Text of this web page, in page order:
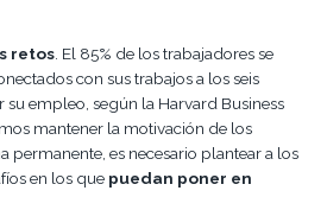
retos. El 85% de los trabajadores se
con sus trabajos a los seis
su empleo, según la Harvard Business
mantener la motivación de los
permanente, es necesario plantear a los
en los que puedan poner en